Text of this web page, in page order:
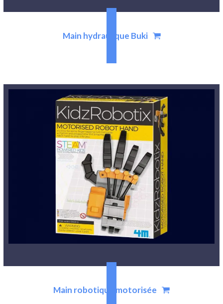
Main hydraulique Buki
Main robotique motorisée